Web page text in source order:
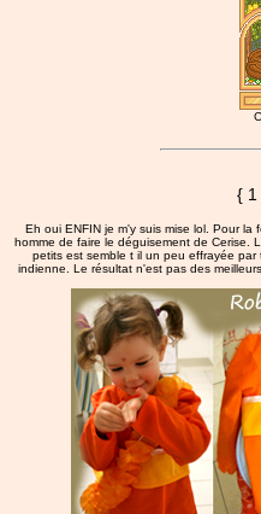
{ 1
Eh oui ENFIN je m'y suis mise lol. Pour
homme de faire le déguisement de Cerise.
petits est semble t il un peu effrayée
indienne. Le résultat n'est pas des